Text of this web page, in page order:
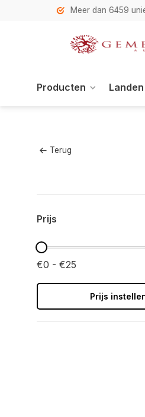
Meer dan 6459 unieke
Producten Landen
Terug
Prijs
€0 - €25
Prijs